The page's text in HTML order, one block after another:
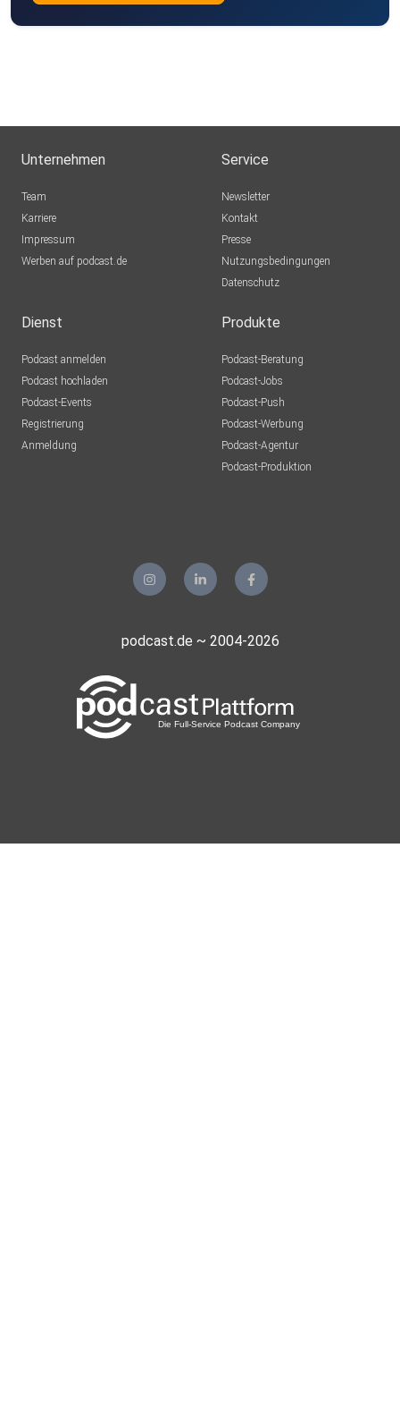
Unternehmen
Team
Karriere
Impressum
Werben auf podcast.de
Service
Newsletter
Kontakt
Presse
Nutzungsbedingungen
Datenschutz
Dienst
Podcast anmelden
Podcast hochladen
Podcast-Events
Registrierung
Anmeldung
Produkte
Podcast-Beratung
Podcast-Jobs
Podcast-Push
Podcast-Werbung
Podcast-Agentur
Podcast-Produktion
podcast.de ~ 2004-2026